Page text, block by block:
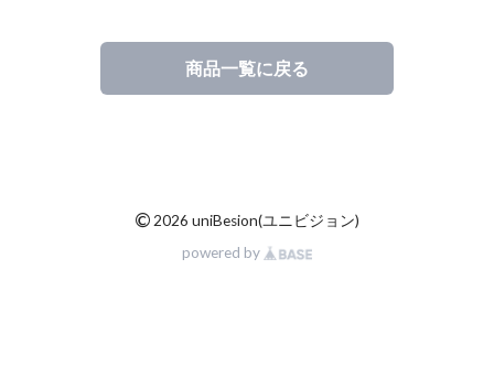
素材・ハンドメイド
商品一覧に戻る
© 2026 uniBesion(ユニビジョン)
powered by